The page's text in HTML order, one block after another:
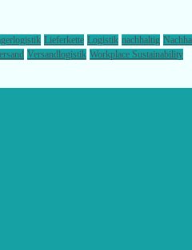
Lieferkette Logistik nachhaltig
Versandlogistik Workplace Sustainability